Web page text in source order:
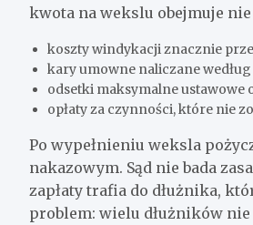
kwota na wekslu obejmuje
koszty windykacji znacznie
kary umowne naliczane
odsetki maksymalne ustawowe
opłaty za czynności, które nie
Po wypełnieniu weksla
nakazowym. Sąd nie bada
zapłaty trafia do dłużnika,
problem: wielu dłużników